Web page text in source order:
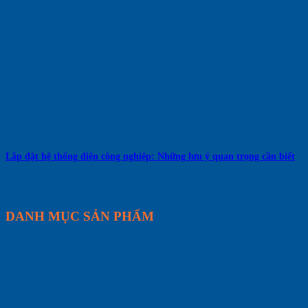
Lắp đặt hệ thống điện công nghiệp: Những lưu ý quan trọng cần biết
DANH MỤC SẢN PHẨM